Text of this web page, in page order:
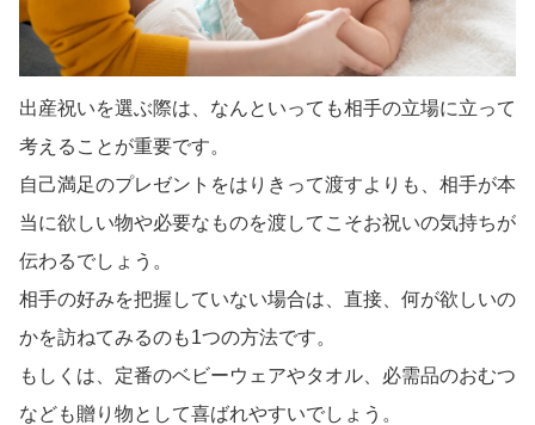
出産祝いを選ぶ際は、なんといっても相手の立場に立って
考えることが重要です。
自己満足のプレゼントをはりきって渡すよりも、相手が本
当に欲しい物や必要なものを渡してこそお祝いの気持ちが
伝わるでしょう。
相手の好みを把握していない場合は、直接、何が欲しいの
かを訪ねてみるのも1つの方法です。
もしくは、定番のベビーウェアやタオル、必需品のおむつ
なども贈り物として喜ばれやすいでしょう。